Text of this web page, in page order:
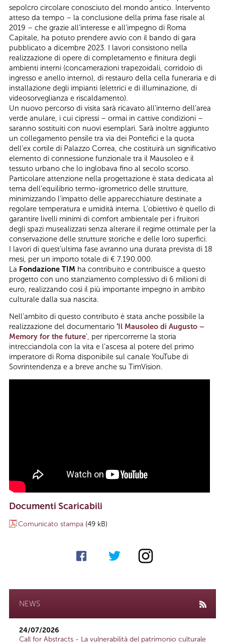
sepolcro circolare conosciuto del mondo antico. Intervento
atteso da tempo – la conclusione della prima fase risale al
2019 – che grazie all’interesse e all’impegno di Roma
Capitale, ha potuto prendere avvio con il bando di gara
pubblicato a dicembre 2023. I lavori consistono nella
realizzazione di opere di completamento e finitura degli
ambienti interni (concamerazioni trapezoidali, corridoio di
ingresso e anello interno), di restauro della cella funeraria e di
installazione degli impianti (elettrici e di illuminazione, di
videosorveglianza e riscaldamento).
Un nuovo percorso di visita sarà ricavato all’interno dell’area
verde anulare, i cui cipressi – ormai in cattive condizioni –
saranno sostituiti con nuovi esemplari. Sarà inoltre aggiunto
un collegamento pensile tra via dei Pontefici e la quota
dell’ex cortile di Palazzo Correa, che costituirà un significativo
elemento di connessione funzionale tra il Mausoleo e il
tessuto urbano che lo inglobava fino al secolo scorso.
Particolare attenzione nella progettazione è stata dedicata al
tema dell’equilibrio termo-igrometrico delle strutture,
minimizzando l’impatto delle apparecchiature destinate a
regolare temperatura e umidità interna. L’obiettivo è quello di
garantire livelli minimi di comfort ambientale per i fruitori
degli spazi musealizzati senza alterare il regime ottimale per la
conservazione delle strutture storiche e delle loro superfici.
I lavori di quest’ultima fase avranno una durata prevista di 18
mesi, per un importo totale di € 7.190.000.
La Fondazione TIM ha contribuito e contribuisce a questo
progetto con uno stanziamento complessivo di 6 milioni di
euro, realizzando così il più importante impegno in ambito
culturale dalla sua nascita.
Nell’ambito di questo contributo è stata anche possibile la
realizzazione del documentario ‘Il Mausoleo di Augusto –
Memory for the future’, per ripercorrerne la storia
intrecciandola con la vita e l’ascesa al potere del primo
imperatore di Roma disponibile sul canale YouTube di
Sovrintendenza e a breve anche su TimVision.
Documenti Scaricabili
Comunicato stampa (49 kB)
NEWS
24/07/2026
Call for Abstracts - La vulnerabilità del patrimonio culturale